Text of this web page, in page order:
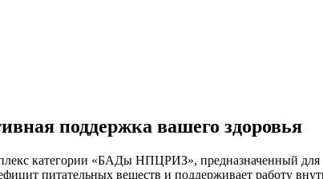
поддержка вашего здоровья
категории «БАДы НПЦРИЗ», предназначенный для
питательных веществ и поддерживает работу